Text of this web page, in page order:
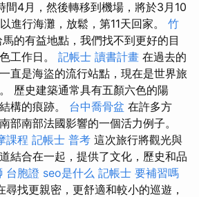
間4月，然後轉移到機場，將於3月10
進行海灘，放鬆，第11天回家。 竹
的有益地點，我們找不到更好的目
工作日。 記帳士 讀書計畫 在過去的
直是海盜的流行站點，現在是世界旅
歷史建築通常具有五顏六色的陽
構的痕跡。 台中喬骨盆 在許多方
部南部法國影響的一個活力例子。
課程 記帳士 普考 這次旅行將觀光與
結合在一起，提供了文化，歷史和品
台胞證 seo是什么 記帳士 要補習嗎
尋找更親密，更舒適和較小的巡遊，